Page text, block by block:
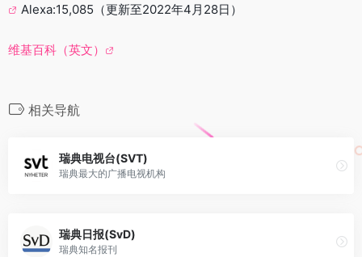
Alexa:15,085（更新至2022年4月28日）
维基百科（英文）
相关导航
瑞典电视台(SVT)
瑞典最大的广播电视机构
瑞典日报(SvD)
瑞典知名报刊